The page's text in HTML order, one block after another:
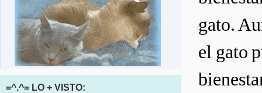
gato.
el gato
=^.^= LO + VISTO: